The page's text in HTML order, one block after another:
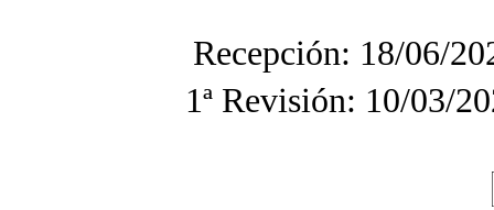
Recepción: 18/06/
1ª Revisión: 10/03/